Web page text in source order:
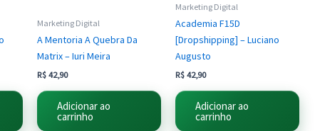
Marketing Digital
A Mentoria A Quebra Da
Matrix – Iuri Meira
R$ 42,90
Adicionar ao
carrinho
Marketing Digital
Academia F15D
[Dropshipping] – Luciano
Augusto
R$ 42,90
Adicionar ao
carrinho